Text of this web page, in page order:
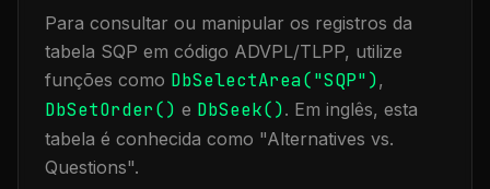
Para consultar ou manipular os registros da
tabela SQP em código ADVPL/TLPP, utilize
funções como DbSelectArea("SQP"),
DbSetOrder() e DbSeek(). Em inglês, esta
tabela é conhecida como "Alternatives vs.
Questions".